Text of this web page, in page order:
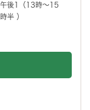
後1（13時～15
半 ）